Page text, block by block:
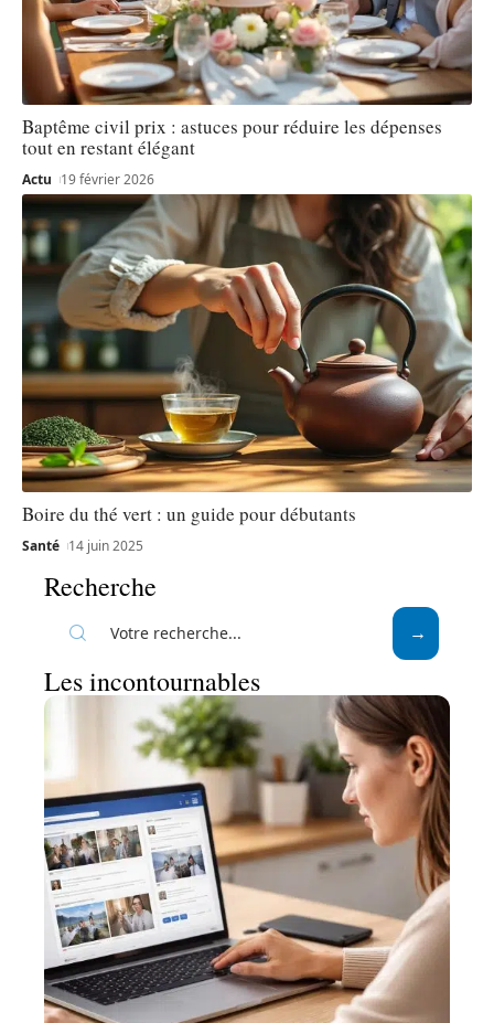
Baptême civil prix : astuces pour réduire les dépenses
tout en restant élégant
Actu 19 février 2026
Boire du thé vert : un guide pour débutants
Santé 14 juin 2025
Recherche
Les incontournables